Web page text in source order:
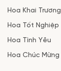
Hoa Khai Trương
Hoa Tốt Nghiệp
Hoa Tình Yêu
Hoa Chúc Mừng